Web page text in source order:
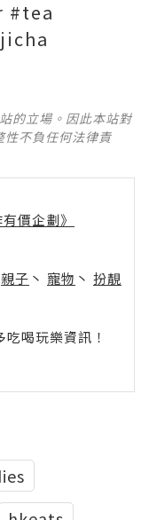
#tea
的立場。因此本站對
性不負任何法律責
價企劃》
親子 丶 寵物 丶 扮靚
喝玩樂資訊！